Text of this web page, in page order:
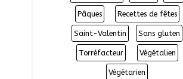
Pâques Recettes de fêtes
Saint-Valentin Sans gluten
Torréfacteur Végétalien
Végétarien